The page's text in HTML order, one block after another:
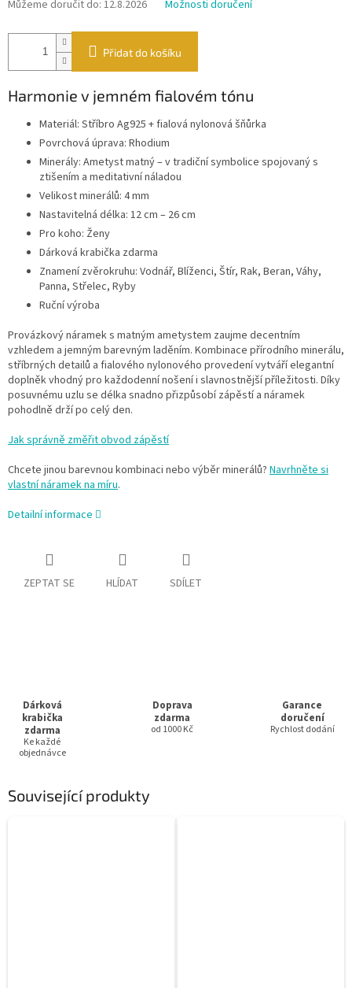
Můžeme doručit do: 12.8.2026 Možnosti doručení
Přidat do košíku
Harmonie v jemném fialovém tónu
Materiál: Stříbro Ag925 + fialová nylonová šňůrka
Povrchová úprava: Rhodium
Minerály: Ametyst matný – v tradiční symbolice spojovaný s
ztišením a meditativní náladou
Velikost minerálů: 4 mm
Nastavitelná délka: 12 cm – 26 cm
Pro koho: Ženy
Dárková krabička zdarma
Znamení zvěrokruhu: Vodnář, Blíženci, Štír, Rak, Beran, Váhy,
Panna, Střelec, Ryby
Ruční výroba
Provázkový náramek s matným ametystem zaujme decentním
vzhledem a jemným barevným laděním. Kombinace přírodního minerálu,
stříbrných detailů a fialového nylonového provedení vytváří elegantní
doplněk vhodný pro každodenní nošení i slavnostnější příležitosti. Díky
posuvnému uzlu se délka snadno přizpůsobí zápěstí a náramek
pohodlně drží po celý den.
Jak správně změřit obvod zápěstí
Chcete jinou barevnou kombinaci nebo výběr minerálů? Navrhněte si
vlastní náramek na míru.
Detailní informace
ZEPTAT SE HLÍDAT SDÍLET
Dárková
krabička
zdarma
Ke každé
objednávce
Doprava
zdarma
od 1000 Kč
Garance
doručení
Rychlost dodání
Související produkty